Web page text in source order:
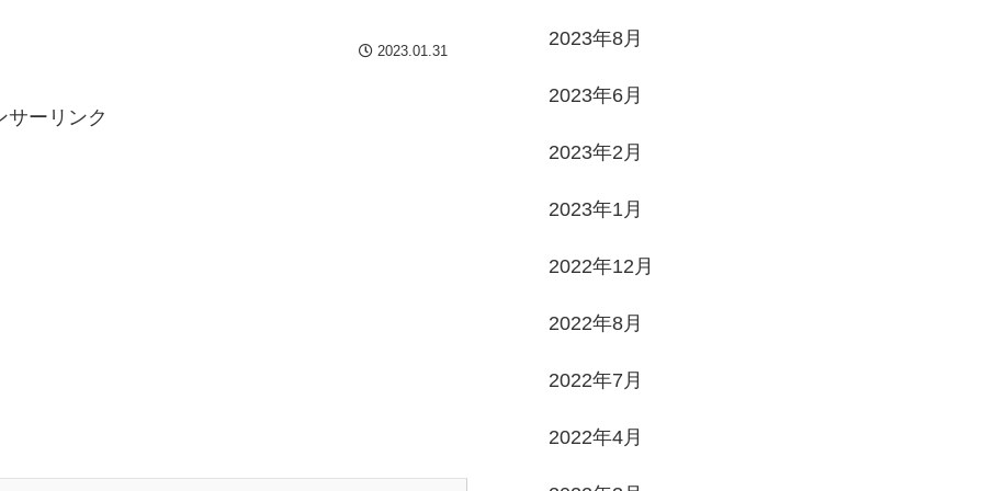
2023.01.31
サーリンク
2023年8月
2023年6月
2023年2月
2023年1月
2022年12月
2022年8月
2022年7月
2022年4月